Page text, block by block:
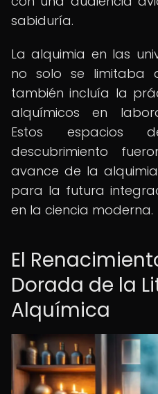
sabiduría.
La alquimia en las
no solo se limitaba
también incluía la
alquímicos en
Estos espacios
descubrimiento
avance de la
para la futura
en la ciencia moderna.
El
Dorada de la
Alquímica